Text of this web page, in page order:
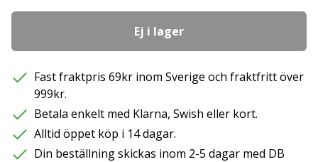
Ej i lager
Fast fraktpris 69kr inom Sverige och fraktfritt över
999kr.
Betala enkelt med Klarna, Swish eller kort.
Alltid öppet köp i 14 dagar.
Din beställning skickas inom 2-5 dagar med DB